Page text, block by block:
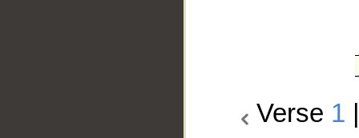
Verse 1